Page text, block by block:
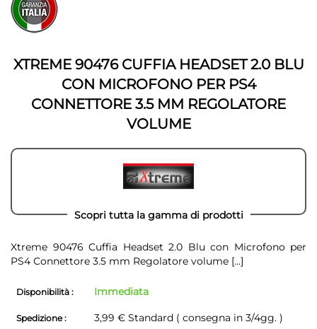
della
galleria
all'inizio
della
galleria
immagini
XTREME 90476 CUFFIA HEADSET 2.0 BLU
CON MICROFONO PER PS4
CONNETTORE 3.5 MM REGOLATORE
VOLUME
Scopri tutta la gamma di prodotti
Xtreme 90476 Cuffia Headset 2.0 Blu con Microfono per
PS4 Connettore 3.5 mm Regolatore volume [...]
Disponibilità : Immediata
Spedizione : 3,99 € Standard ( consegna in 3/4gg. )